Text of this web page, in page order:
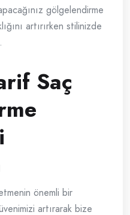
gölgelendirme
artırırken stilinizde
Saç
önemli bir
artırarak bize